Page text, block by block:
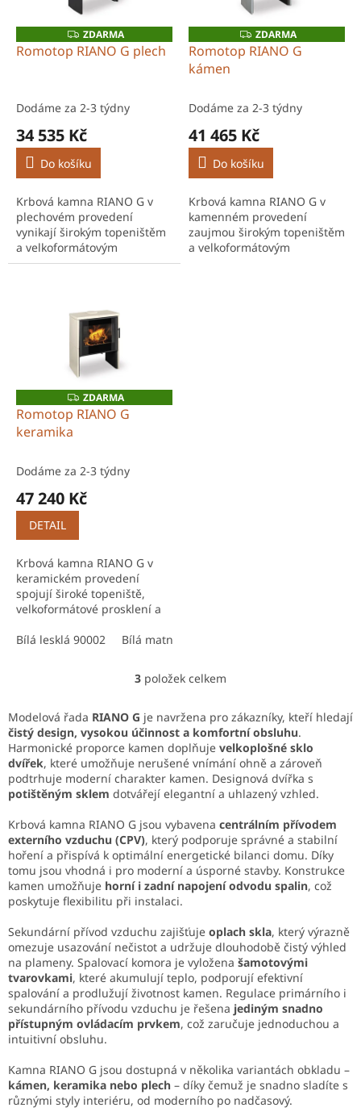
ůo
Z
D
A
ZDARMA
Romotop RIANO G plech
Dodáme za 2-3 týdny
34 535 Kč
Do košíku
Krbová kamna RIANO G v
plechovém provedení
vynikají širokým topeništěm
a velkoformátovým
prosklením, které poskytuje
Z
D
A
ZDARMA
Romotop RIANO G
kámen
Dodáme za 2-3 týdny
41 465 Kč
Do košíku
Krbová kamna RIANO G v
kamenném provedení
zaujmou širokým topeništěm
a velkoformátovým
Z
D
A
ZDARMA
Romotop RIANO G
keramika
Dodáme za 2-3 týdny
47 240 Kč
DETAIL
Krbová kamna RIANO G v
keramickém provedení
spojují široké topeniště,
velkoformátové prosklení a
příjemným sáláním tepla.
Bílá lesklá 90002 Bílá matná 90901
O
l
á
d
a
c
í
p
r
v
k
y
v
ý
i
s
u
3 položek celkem
Modelová řada RIANO G je navržena pro zákazníky, kteří hledají
čistý design, vysokou účinnost a komfortní obsluhu.
Harmonické proporce kamen doplňuje velkoplošné sklo
dvířek, které umožňuje nerušené vnímání ohně a zároveň
podtrhuje moderní charakter kamen. Designová dvířka s
potištěným sklem dotvářejí elegantní a uhlazený vzhled.
Krbová kamna RIANO G jsou vybavena centrálním přívodem
externího vzduchu (CPV), který podporuje správné a stabilní
hoření a přispívá k optimální energetické bilanci domu. Díky
tomu jsou vhodná i pro moderní a úsporné stavby. Konstrukce
kamen umožňuje horní i zadní napojení odvodu spalin, což
poskytuje flexibilitu při instalaci.
Sekundární přívod vzduchu zajišťuje oplach skla, který výrazně
omezuje usazování nečistot a udržuje dlouhodobě čistý výhled
na plameny. Spalovací komora je vyložena šamotovými
tvarovkami, které akumulují teplo, podporují efektivní
spalování a prodlužují životnost kamen. Regulace primárního i
sekundárního přívodu vzduchu je řešena jediným snadno
přístupným ovládacím prvkem, což zaručuje jednoduchou a
intuitivní obsluhu.
Kamna RIANO G jsou dostupná v několika variantách obkladu –
kámen, keramika nebo plech – díky čemuž je snadno sladíte s
různými styly interiéru, od moderního po nadčasový.